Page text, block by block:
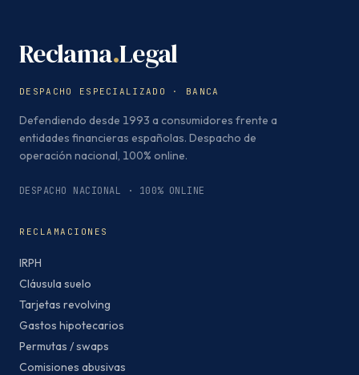
Reclama.Legal
DESPACHO ESPECIALIZADO · BANCA
Defendiendo desde 1993 a consumidores frente a
entidades financieras españolas. Despacho de
operación nacional, 100% online.
DESPACHO NACIONAL · 100% ONLINE
RECLAMACIONES
IRPH
Cláusula suelo
Tarjetas revolving
Gastos hipotecarios
Permutas / swaps
Comisiones abusivas